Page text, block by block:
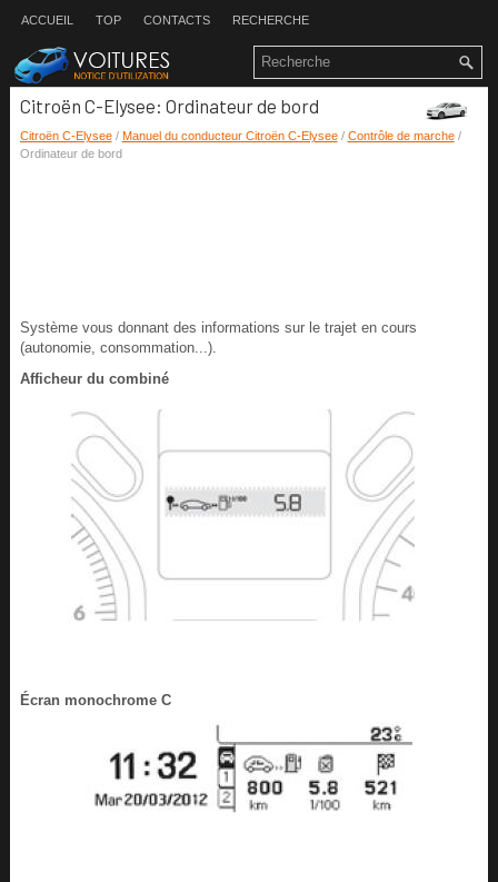
ACCUEIL TOP CONTACTS RECHERCHE
Citroën C-Elysee: Ordinateur de bord
Citroën C-Elysee/ Manuel du conducteur Citroën C-Elysee/ Contrôle de marche/
Ordinateur de bord
Système vous donnant des informations sur le trajet en cours
(autonomie, consommation...).
Afficheur du combiné
Écran monochrome C